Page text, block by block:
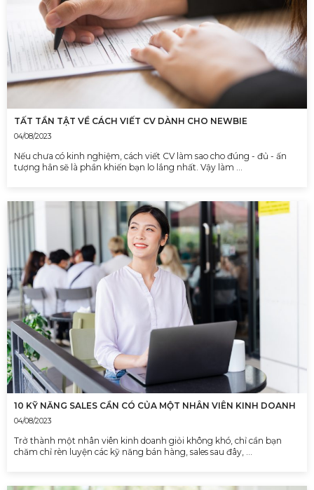
TẤT TẦN TẬT VỀ CÁCH VIẾT CV DÀNH CHO NEWBIE
04/08/2023
Nếu chưa có kinh nghiệm, cách viết CV làm sao cho đúng - đủ - ấn
tượng hẳn sẽ là phần khiến bạn lo lắng nhất. Vậy làm …
10 KỸ NĂNG SALES CẦN CÓ CỦA MỘT NHÂN VIÊN KINH DOANH
04/08/2023
Trở thành một nhân viên kinh doanh giỏi không khó, chỉ cần bạn
chăm chỉ rèn luyện các kỹ năng bán hàng, sales sau đây, …